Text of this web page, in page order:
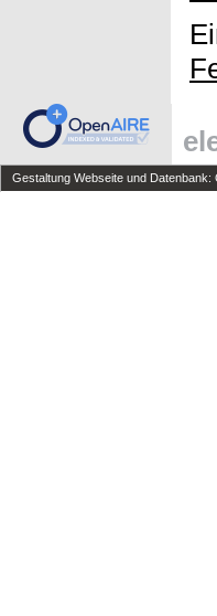
Gestaltung Webseite und